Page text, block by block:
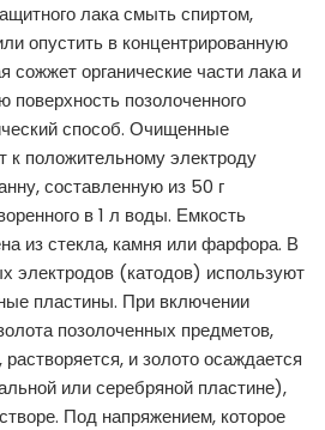
лака смыть спиртом,
опустить в концентрированную
сожжет органические части лака и
позолоченного
способ. Очищенные
положительному электроду
составленную из 50 г
в 1 л воды. Емкость
из стекла, камня или фарфора. В
электродов (катодов) используют
пластины. При включении
позолоченных предметов,
и золото осаждается
или серебряной пластине),
Под напряжением, которое